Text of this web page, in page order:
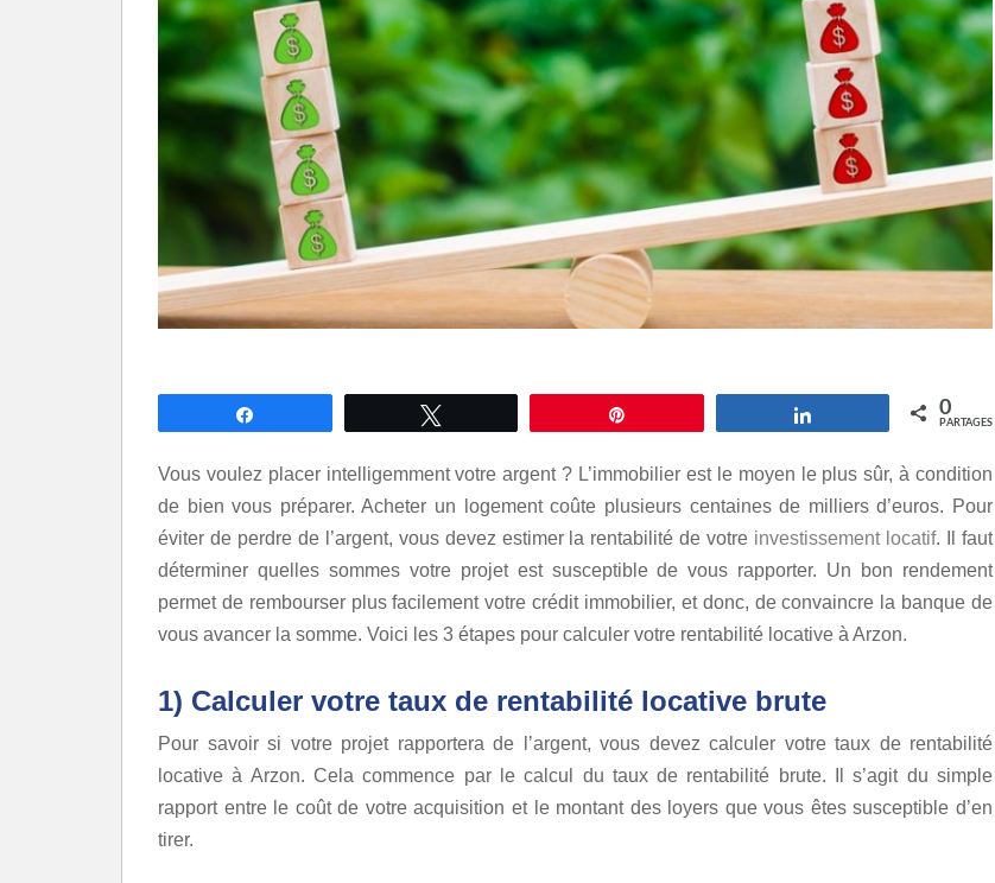
0
PARTAGES
Vous voulez placer intelligemment votre argent ? L’immobilier est le moyen le plus sûr, à condition
de bien vous préparer. Acheter un logement coûte plusieurs centaines de milliers d’euros. Pour
éviter de perdre de l’argent, vous devez estimer la rentabilité de votre investissement locatif. Il faut
déterminer quelles sommes votre projet est susceptible de vous rapporter. Un bon rendement
permet de rembourser plus facilement votre crédit immobilier, et donc, de convaincre la banque de
vous avancer la somme. Voici les 3 étapes pour calculer votre rentabilité locative à Arzon.
1) Calculer votre taux de rentabilité locative brute
Pour savoir si votre projet rapportera de l’argent, vous devez calculer votre taux de rentabilité
locative à Arzon. Cela commence par le calcul du taux de rentabilité brute. Il s’agit du simple
rapport entre le coût de votre acquisition et le montant des loyers que vous êtes susceptible d’en
tirer.